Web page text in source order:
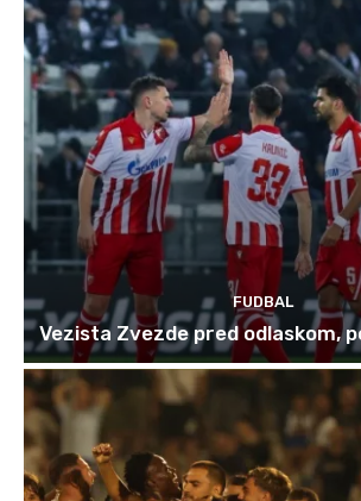
FUDBAL
Vezista Zvezde pred odlaskom,